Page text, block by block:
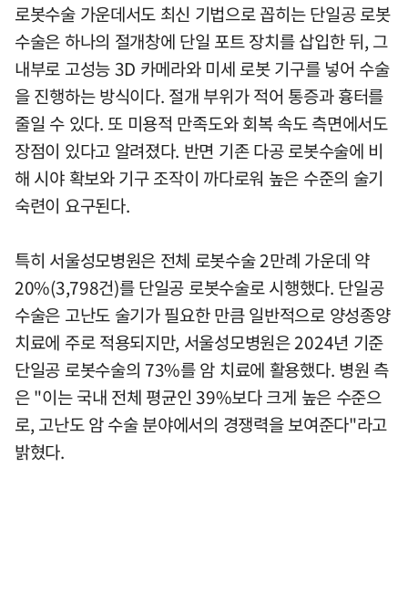
로봇수술 가운데서도 최신 기법으로 꼽히는 단일공 로봇
수술은 하나의 절개창에 단일 포트 장치를 삽입한 뒤, 그
내부로 고성능 3D 카메라와 미세 로봇 기구를 넣어 수술
을 진행하는 방식이다. 절개 부위가 적어 통증과 흉터를
줄일 수 있다. 또 미용적 만족도와 회복 속도 측면에서도
장점이 있다고 알려졌다. 반면 기존 다공 로봇수술에 비
해 시야 확보와 기구 조작이 까다로워 높은 수준의 술기
숙련이 요구된다.
특히 서울성모병원은 전체 로봇수술 2만례 가운데 약
20%(3,798건)를 단일공 로봇수술로 시행했다. 단일공
수술은 고난도 술기가 필요한 만큼 일반적으로 양성종양
치료에 주로 적용되지만, 서울성모병원은 2024년 기준
단일공 로봇수술의 73%를 암 치료에 활용했다. 병원 측
은 "이는 국내 전체 평균인 39%보다 크게 높은 수준으
로, 고난도 암 수술 분야에서의 경쟁력을 보여준다"라고
밝혔다.